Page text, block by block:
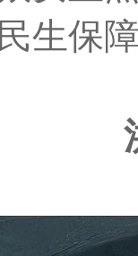
生保